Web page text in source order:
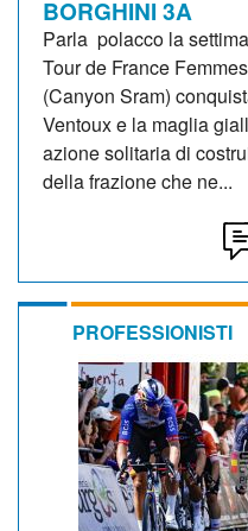
BORGHINI 3A
Parla polacco la
Tour de France
(Canyon Sram)
Ventoux e la maglia
azione solitaria di
della frazione che ne...
PROFESSIONISTI